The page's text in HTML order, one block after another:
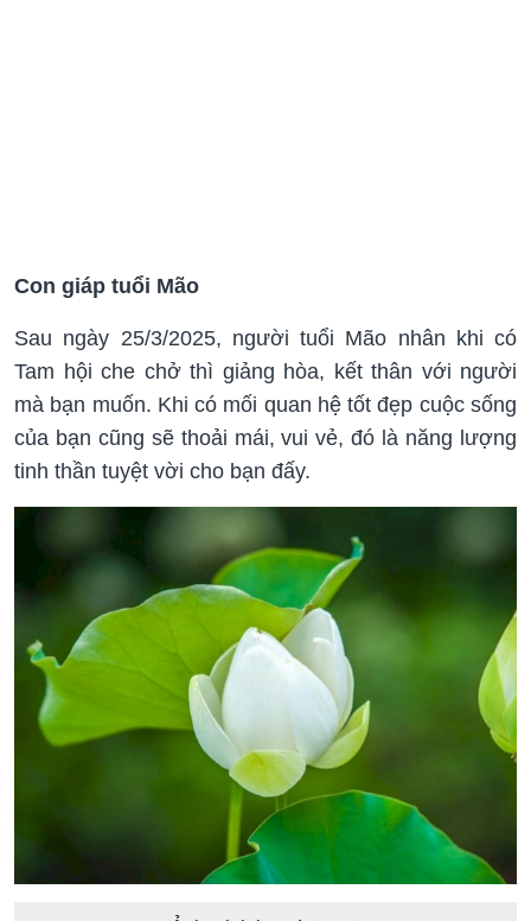
Con giáp tuổi Mão
Sau ngày 25/3/2025, người tuổi Mão nhân khi có
Tam hội che chở thì giảng hòa, kết thân với người
mà bạn muốn. Khi có mối quan hệ tốt đẹp cuộc sống
của bạn cũng sẽ thoải mái, vui vẻ, đó là năng lượng
tinh thần tuyệt vời cho bạn đấy.